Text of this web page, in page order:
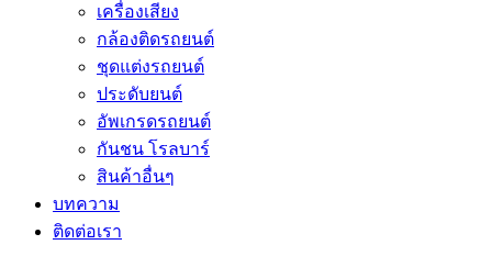
เครื่องเสียง
กล้องติดรถยนต์
ชุดแต่งรถยนต์
ประดับยนต์
อัพเกรดรถยนต์
กันชน โรลบาร์
สินค้าอื่นๆ
บทความ
ติดต่อเรา